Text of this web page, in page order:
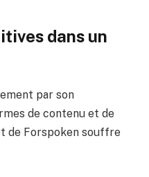
dans un
par son
de contenu et de
de Forspoken souffre